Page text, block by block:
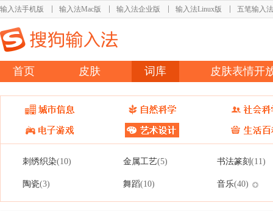
输入法手机版 输入法Mac版 输入法企业版 输入法Linux版 五笔输入法
首页 皮肤 词库 皮肤表情开
刺绣织染(10) 金属工艺(5) 书法篆刻 (11)
陶瓷(3) 舞蹈(10) 音乐(40)